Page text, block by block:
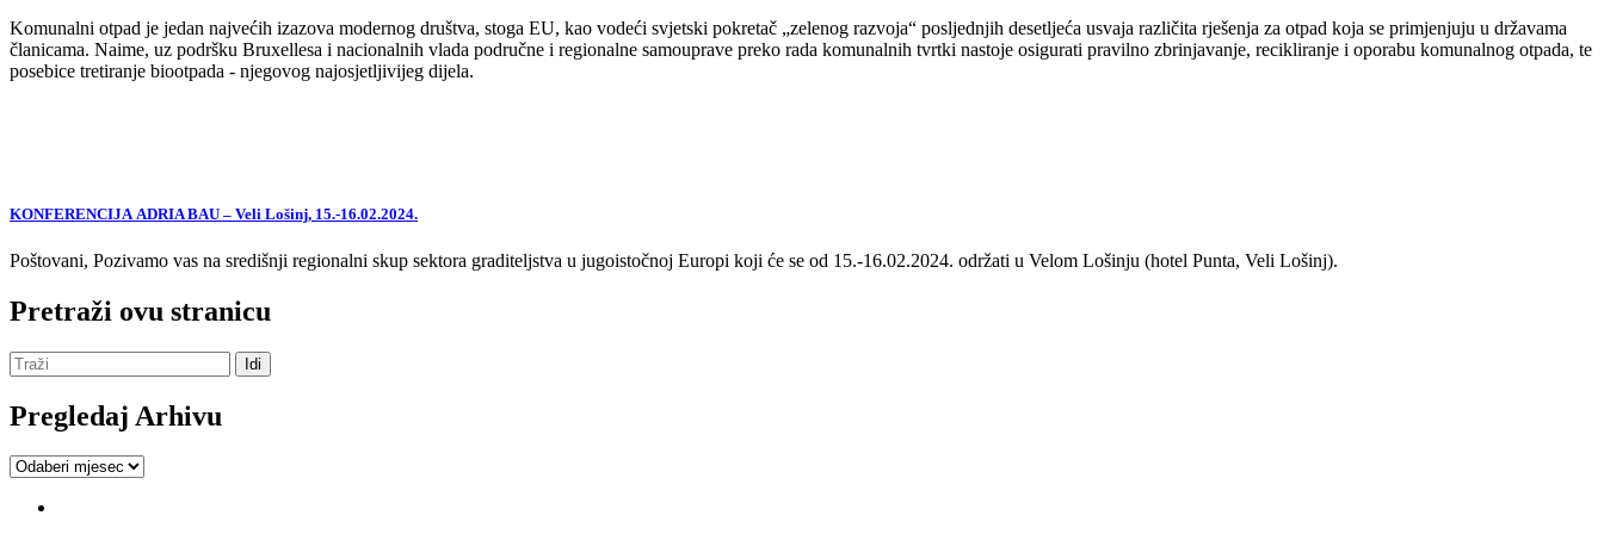
Komunalni otpad je jedan najvećih izazova modernog društva, stoga EU, kao vodeći svjetski pokretač „zelenog razvoja“ posljednjih desetljeća usvaja različita rješenja za otpad koja se primjenjuju u državama
članicama. Naime, uz podršku Bruxellesa i nacionalnih vlada područne i regionalne samouprave preko rada komunalnih tvrtki nastoje osigurati pravilno zbrinjavanje, recikliranje i oporabu komunalnog otpada, te
posebice tretiranje biootpada - njegovog najosjetljivijeg dijela.
KONFERENCIJA ADRIA BAU – Veli Lošinj, 15.-16.02.2024.
Poštovani, Pozivamo vas na središnji regionalni skup sektora graditeljstva u jugoistočnoj Europi koji će se od 15.-16.02.2024. održati u Velom Lošinju (hotel Punta, Veli Lošinj).
Pretraži ovu stranicu
Pregledaj Arhivu
Pregledaj